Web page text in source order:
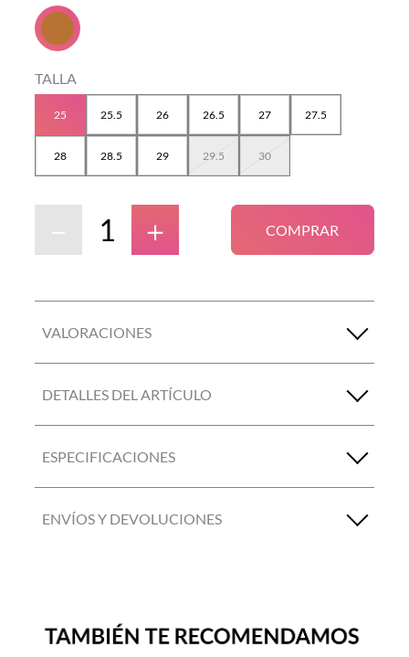
TALLA
25 25.5 26 26.5 27 27.5
28 28.5 29 29.5 30
＋
－ COMPRAR
VALORACIONES
DETALLES DEL ARTÍCULO
ESPECIFICACIONES
ENVÍOS Y DEVOLUCIONES